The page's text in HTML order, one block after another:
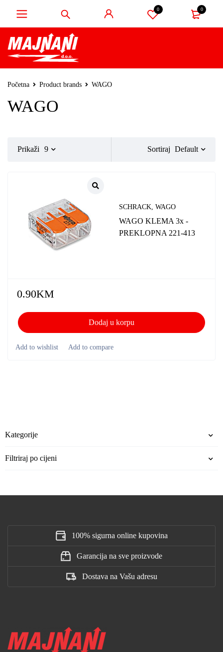
0 0
Početna Product brands WAGO
WAGO
Kategorije
Filtriraj po cijeni
Sortiraj Default
Prikaži 9
SCHRACK WAGO
WAGO KLEMA 3x -
PREKLOPNA 221-413
0.90KM
Dodaj u korpu
100% sigurna online kupovina
Garancija na sve proizvode
Dostava na Vašu adresu